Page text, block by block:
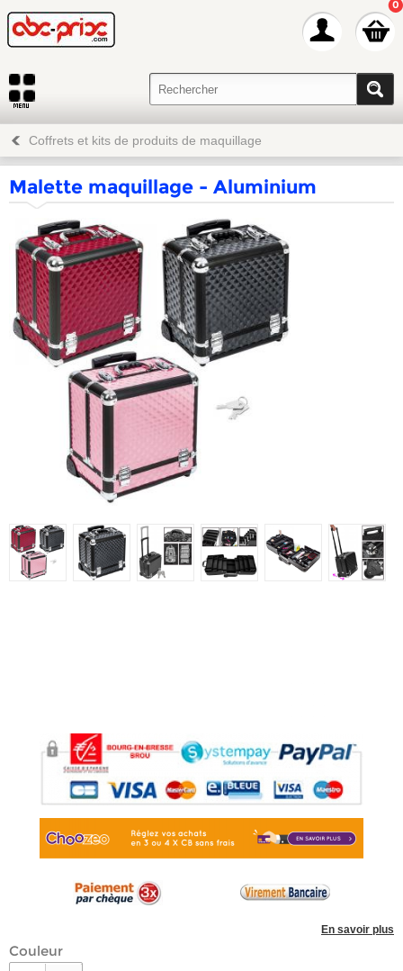
0
Coffrets et kits de produits de maquillage
Malette maquillage - Aluminium
En savoir plus
Couleur